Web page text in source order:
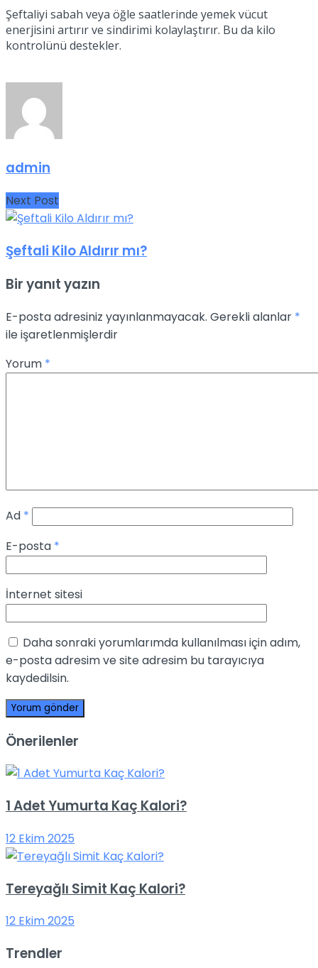
Şeftaliyi sabah veya öğle saatlerinde yemek vücut
enerjisini artırır ve sindirimi kolaylaştırır. Bu da kilo
kontrolünü destekler.
admin
Next Post
Şeftali Kilo Aldırır mı?
Bir yanıt yazın
E-posta adresiniz yayınlanmayacak. Gerekli alanlar *
ile işaretlenmişlerdir
Yorum *
Ad *
E-posta *
İnternet sitesi
Daha sonraki yorumlarımda kullanılması için adım,
e-posta adresim ve site adresim bu tarayıcıya
kaydedilsin.
Önerilenler
1 Adet Yumurta Kaç Kalori?
12 Ekim 2025
Tereyağlı Simit Kaç Kalori?
12 Ekim 2025
Trendler